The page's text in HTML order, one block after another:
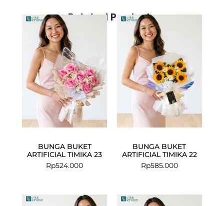
Related Products
BUNGA BUKET
ARTIFICIAL TIMIKA 23
Rp524.000
BUNGA BUKET
ARTIFICIAL TIMIKA 22
Rp585.000